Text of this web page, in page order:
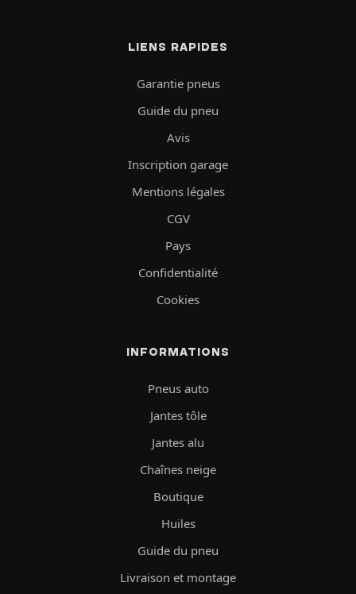
LIENS RAPIDES
Garantie pneus
Guide du pneu
Avis
Inscription garage
Mentions légales
CGV
Pays
Confidentialité
Cookies
INFORMATIONS
Pneus auto
Jantes tôle
Jantes alu
Chaînes neige
Boutique
Huiles
Guide du pneu
Livraison et montage